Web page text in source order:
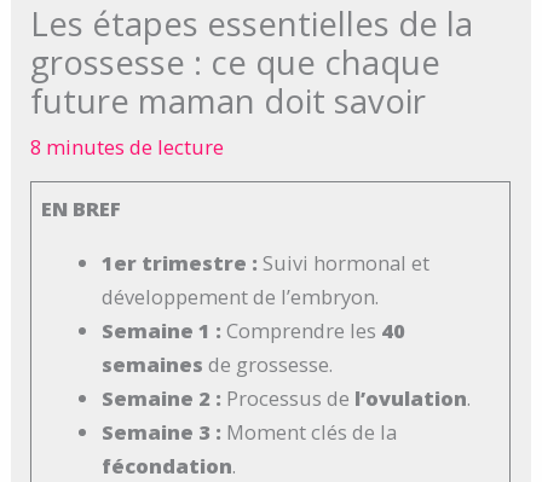
Les étapes essentielles de la
grossesse : ce que chaque
future maman doit savoir
8 minutes de lecture
EN BREF
1er trimestre : Suivi hormonal et
développement de l’embryon.
Semaine 1 : Comprendre les 40
semaines de grossesse.
Semaine 2 : Processus de l’ovulation.
Semaine 3 : Moment clés de la
fécondation.